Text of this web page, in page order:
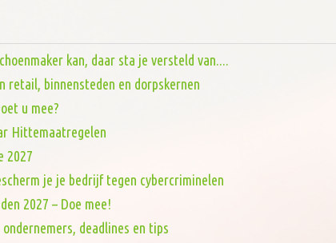
kan, daar sta je versteld van....
retail, binnensteden en dorpskernen
u mee?
Hittemaatregelen
2027
je je bedrijf tegen cybercriminelen
2027 – Doe mee!
deadlines en tips